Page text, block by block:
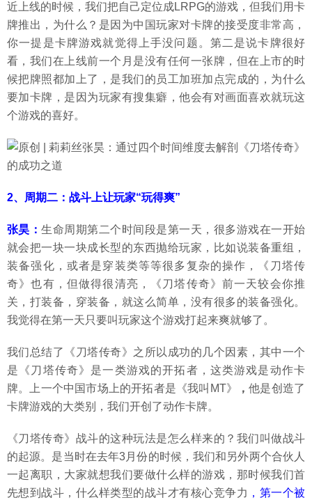
近上线的时候，我们把自己定位成LRPG的游戏，但我们用卡
牌推出，为什么？是因为中国玩家对卡牌的接受度非常高，
你一提是卡牌游戏就觉得上手没问题。第二是说卡牌很好
看，我们在上线前一个月是没有任何一张牌，但在上市的时
候把牌照都加上了，是我们的员工加班加点完成的，为什么
要加卡牌，是因为玩家有搜集癖，他会有对画面喜欢就玩这
个游戏的喜好。
2、周期二：战斗上让玩家“玩得爽”
张昊：生命周期第二个时间段是第一天，很多游戏在一开始
就会把一块一块成长型的东西抛给玩家，比如说装备重组，
装备强化，或者是穿装类等等很多复杂的操作，《刀塔传
奇》也有，但做得很清亮，《刀塔传奇》前一天较会你推
关，打装备，穿装备，就这么简单，没有很多的装备强化。
我觉得在第一天只要叫玩家这个游戏打起来爽就够了。
我们总结了《刀塔传奇》之所以成功的几个因素，其中一个
是《刀塔传奇》是一类游戏的开拓者，这类游戏是动作卡
牌。上一个中国市场上的开拓者是《我叫MT》
，他是创造了
卡牌游戏的大类别，我们开创了动作卡牌。
《刀塔传奇》战斗的这种玩法是怎么样来的？我们叫做战斗
的起源。是当时在去年3月份的时候，我们和另外两个合伙人
一起离职，大家就想我们要做什么样的游戏，那时候我们首
先想到战斗，什么样类型的战斗才有核心竞争力 ，第一个被